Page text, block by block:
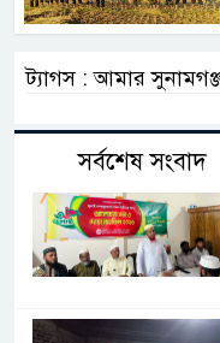
ট্যাগস : আমার
সর্বশেষ সংবাদ